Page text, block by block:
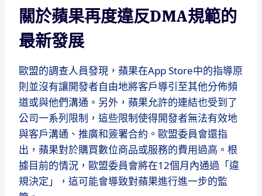
關於蘋果再度違反DMA規範的
最新發展
歐盟的調查人員發現，蘋果在App Store中的指導原
則並沒有讓開發者自由地將客戶導引至其他分佈頻
道或與他們溝通。另外，蘋果允許的連結也受到了
公司一系列限制，這些限制使得開發者無法有效地
與客戶溝通、推廣和簽署合約。歐盟委員會還指
出，蘋果對於購買數位商品或服務的費用過高。根
據目前的情況，歐盟委員會將在12個月內通過「違
規決定」，這可能會導致對蘋果進行進一步的監